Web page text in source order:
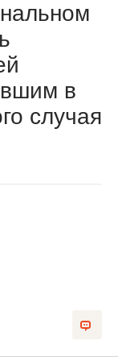
в
случая